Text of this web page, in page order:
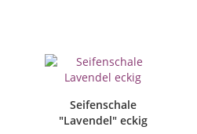
Seifenschale
"Lavendel" eckig